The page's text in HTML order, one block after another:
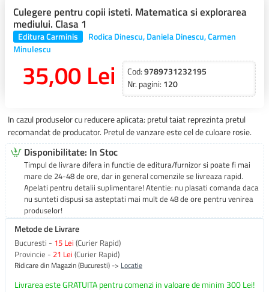
Culegere pentru copii isteti. Matematica si explorarea
mediului. Clasa 1
Editura Carminis
Rodica Dinescu, Daniela Dinescu, Carmen
Minulescu
35,00 Lei Cod:9789731232195
Nr. pagini: 120
Metode de Livrare
Bucuresti - 15 Lei (Curier Rapid)
Provincie - 21 Lei (Curier Rapid)
Ridicare din Magazin (Bucuresti) -> Locatie
Livrarea este GRATUITA pentru comenzi in valoare de minim 300 Lei!
In cazul produselor cu reducere aplicata: pretul taiat reprezinta pretul
recomandat de producator. Pretul de vanzare este cel de culoare rosie.
Disponibilitate: In Stoc
Timpul de livrare difera in functie de editura/furnizor si poate fi mai
mare de 24-48 de ore, dar in general comenzile se livreaza rapid.
Apelati pentru detalii suplimentare! Atentie: nu plasati comanda daca
nu sunteti dispusi sa asteptati mai mult de 48 de ore pentru venirea
produselor!